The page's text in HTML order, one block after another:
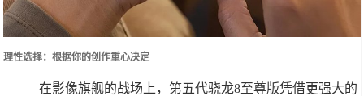
理性选择：根据你的创作重心决定
在影像旗舰的战场上，第五代骁龙8至尊版凭借更强大的